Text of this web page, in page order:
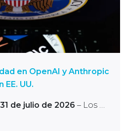
en OpenAI y Anthropic
UU.
de julio de 2026 – Los …